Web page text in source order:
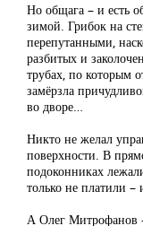
Но общага – и есть
зимой. Грибок на
перепутанными,
разбитых и
трубах, по которым
замёрзла
во дворе…
Никто не желал
поверхности. В
подоконниках
только не платили
А Олег Митрофанов